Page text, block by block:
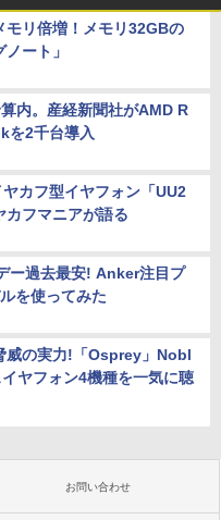
モリ倍増！メモリ32GBの
ノート」
内。産経新聞社がAMD R
2千台導入
カフ型イヤフォン「UU2
カフマニアが語る
ー過去最安! Anker注目プ
を使ってみた
威の実力!「Osprey」Nobl
ヤフォン4機種を一気に聴
お問い合わせ